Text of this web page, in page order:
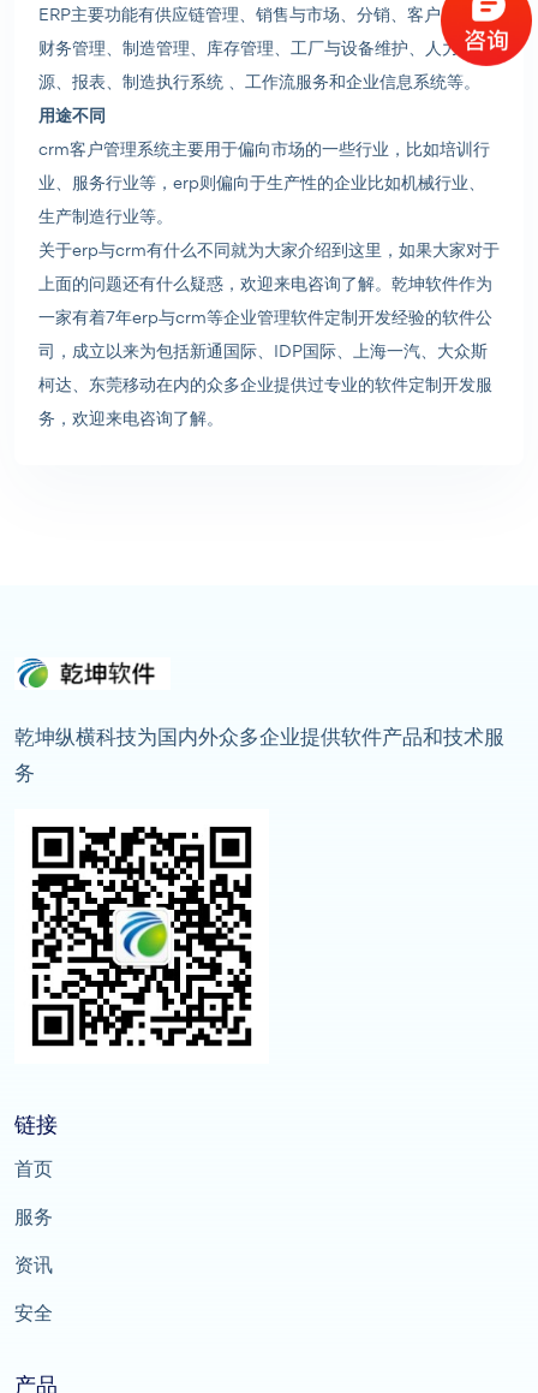
ERP主要功能有供应链管理、销售与市场、分销、客户服务、
财务管理、制造管理、库存管理、工厂与设备维护、人力资
源、报表、制造执行系统 、工作流服务和企业信息系统等。
用途不同
crm客户管理系统主要用于偏向市场的一些行业，比如培训行
业、服务行业等，erp则偏向于生产性的企业比如机械行业、
生产制造行业等。
关于erp与crm有什么不同就为大家介绍到这里，如果大家对于
上面的问题还有什么疑惑，欢迎来电咨询了解。乾坤软件作为
一家有着7年erp与crm等企业管理软件定制开发经验的软件公
司，成立以来为包括新通国际、IDP国际、上海一汽、大众斯
柯达、东莞移动在内的众多企业提供过专业的软件定制开发服
务，欢迎来电咨询了解。
乾坤纵横科技为国内外众多企业提供软件产品和技术服
务
链接
首页
服务
资讯
安全
产品